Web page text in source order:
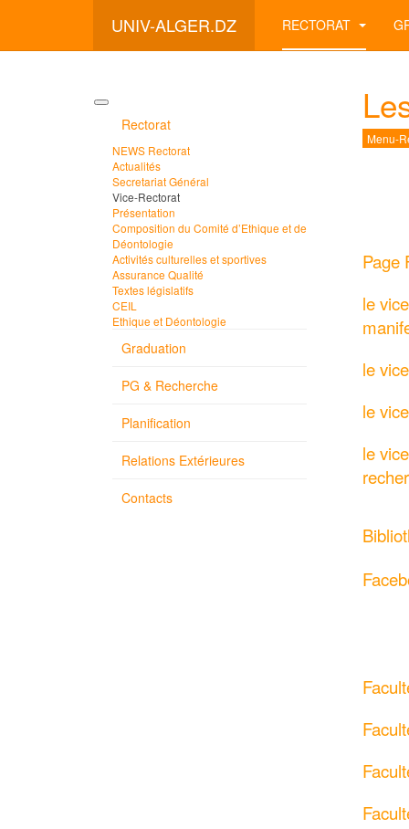
UNIV-ALGER.DZ RECTORAT
Menu-
Page
le
le
le
le
Rectorat
NEWS Rectorat
Actualités
Secretariat Général
Vice-Rectorat
Présentation
Composition du Comité d’Ethique et de
Déontologie
Activités culturelles et sportives
Assurance Qualité
Textes législatifs
CEIL
Ethique et Déontologie
Graduation
PG & Recherche
Planification
Relations Extérieures
Contacts